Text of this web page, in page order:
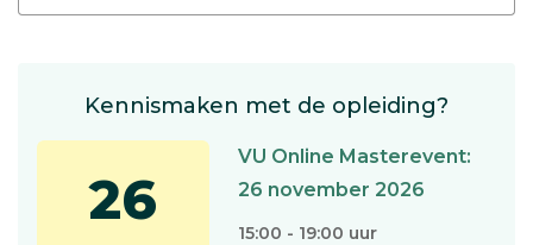
Kennismaken met de opleiding?
26
VU Online Masterevent:
26 november 2026
15:00 - 19:00 uur